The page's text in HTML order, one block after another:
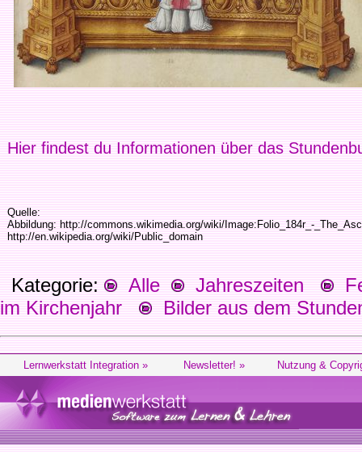
Hier findest du Informationen über das
Quelle:
Abbildung: http://commons.wikimedia.org/wiki/Image:Folio_184r_-
http://en.wikipedia.org/wiki/Public_domain
Kategorie: Alle Jahreszeiten
im Kirchenjahr
Bilder aus dem
Lernwerkstatt Integration » Newsletter! » Nutzung &